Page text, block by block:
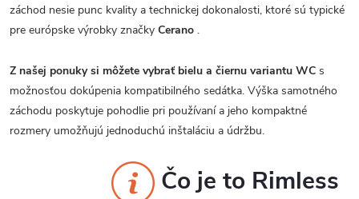
záchod nesie punc kvality a technickej dokonalosti, ktoré sú typické
pre európske výrobky značky Cerano .
Z našej ponuky si môžete vybrať bielu a čiernu variantu WC s
možnosťou dokúpenia kompatibilného sedátka. Výška samotného
záchodu poskytuje pohodlie pri používaní a jeho kompaktné
rozmery umožňujú jednoduchú inštaláciu a údržbu.
Čo je to Rimless